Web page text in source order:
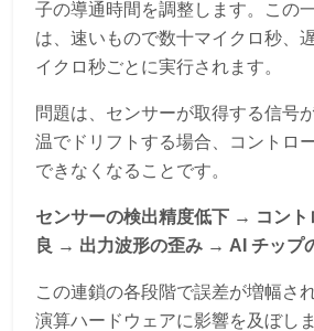
子の導通時間を調整します。この
は、速いもので数十マイクロ秒、
イクロ秒ごとに実行されます。
問題は、センサーが取得する信号
温でドリフトする場合、コントロ
できなくなることです。
センサーの検出精度低下 → コント
良 → 出力波形の歪み → AI チップ
この連鎖の各段階で誤差が増幅さ
演算ハードウェアに影響を及ぼし